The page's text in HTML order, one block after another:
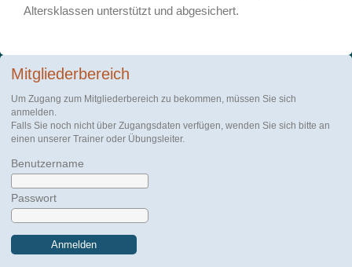
Altersklassen unterstützt und abgesichert.
Mitgliederbereich
Um Zugang zum Mitgliederbereich zu bekommen, müssen Sie sich
anmelden.
Falls Sie noch nicht über Zugangsdaten verfügen, wenden Sie sich bitte an
einen unserer Trainer oder Übungsleiter.
Benutzername
Passwort
Anmelden